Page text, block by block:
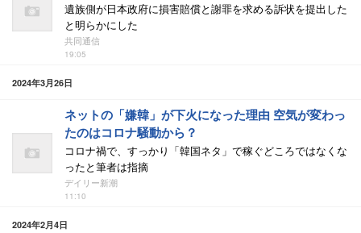
遺族側が日本政府に損害賠償と謝罪を求める訴状を提出した
と明らかにした
共同通信
19:05
2024年3月26日
ネットの「嫌韓」が下火になった理由 空気が変わっ
たのはコロナ騒動から？
コロナ禍で、すっかり「韓国ネタ」で稼ぐどころではなくな
ったと筆者は指摘
デイリー新潮
11:10
2024年2月4日